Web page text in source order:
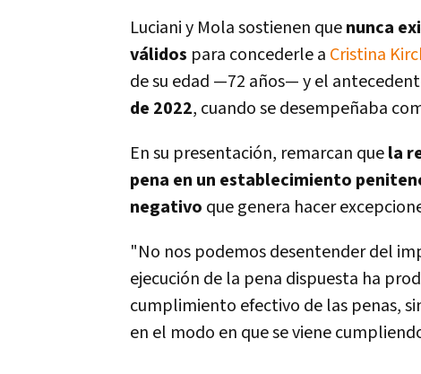
Luciani y Mola sostienen quenunca
válidos para concederle a Cristina
de su edad —72 años— y el
de 2022, cuando se desempeñaba
En su presentación, remarcan quela
pena en un establecimiento
negativo que genera hacer
"No nos podemos desentender del
ejecución de la pena dispuesta ha
cumplimiento efectivo de las penas,
en el modo en que se viene